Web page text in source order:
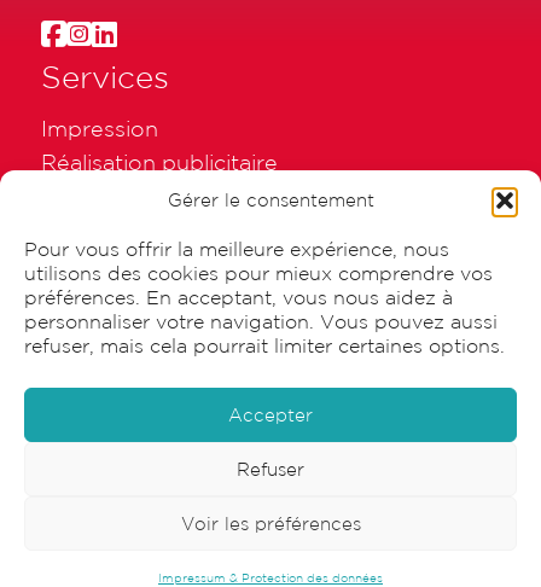
Gérer le consentement
Pour vous offrir la meilleure expérience, nous
utilisons des cookies pour mieux comprendre vos
préférences. En acceptant, vous nous aidez à
personnaliser votre navigation. Vous pouvez aussi
refuser, mais cela pourrait limiter certaines options.
Accepter
Refuser
Voir les préférences
Impressum & Protection des données
Services
Impression
Réalisation publicitaire
© 2026 Canisius SA |
Impressum & Protection des données